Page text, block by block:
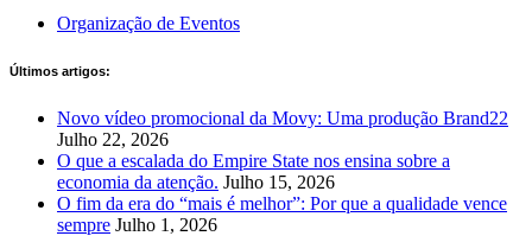
Organização de Eventos
Últimos artigos:
Novo vídeo promocional da Movy: Uma produção Brand22
Julho 22, 2026
O que a escalada do Empire State nos ensina sobre a
economia da atenção. Julho 15, 2026
O fim da era do “mais é melhor”: Por que a qualidade vence
sempre Julho 1, 2026